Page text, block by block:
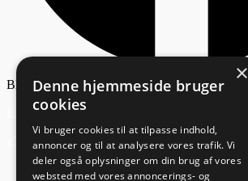
Bliv annoncør
Kontakt os
🔗 Webmasterservice leveret af Websitecare.dk
×
Denne hjemmeside bruger
cookies
Vi bruger cookies til at tilpasse indhold,
annoncer og til at analysere vores trafik. Vi
deler også oplysninger om din brug af vores
websted med vores annoncerings- og